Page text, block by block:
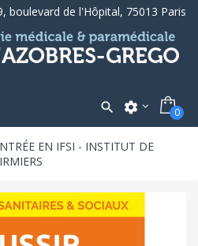
boulevard de l'Hôpital, 75013 Paris
 settings 0
EN IFSI - INSTITUT DE